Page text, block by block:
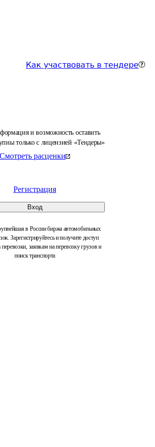
Как участвовать в тендере
и возможность оставить
только с лицензией «Тендеры»
Смотреть расценки
Регистрация
Вход
в России биржа автомобильных
Зарегистрируйтесь и получите доступ
перевозки, заявкам на перевозку грузов и
поиск транспорта